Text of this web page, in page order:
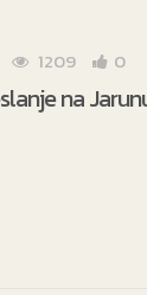
1209 0
na